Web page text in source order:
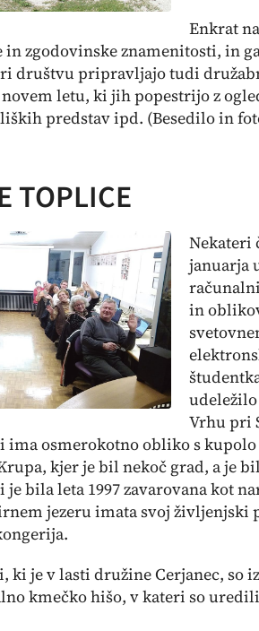
Enkrat
zgodovinske znamenitosti, in
društvu pripravljajo tudi
letu, ki jih popestrijo z
predstav ipd. (Besedilo in
TOPLICE
Nekateri
januarja
in
Vrhu pri
ima osmerokotno obliko s
kjer je bil nekoč grad, a je
bila leta 1997 zavarovana kot
jezeru imata svoj
je v lasti družine Cerjanec, so
kmečko hišo, v kateri so